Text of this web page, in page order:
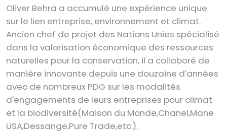
Oliver Behra a accumulé une expérience unique
sur le lien entreprise, environnement et climat.
Ancien chef de projet des Nations Unies spécialisé
dans la valorisation économique des ressources
naturelles pour la conservation, il a collaboré de
manière innovante depuis une douzaine d'années
avec de nombreux PDG sur les modalités
d'engagements de leurs entreprises pour climat
et la biodiversité(Maison du Monde,Chanel,Mane
USA,Dessange,Pure Trade,etc.).